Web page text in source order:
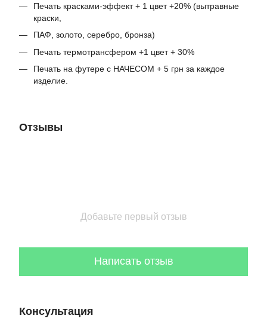
Печать красками-эффект + 1 цвет +20% (вытравные
краски,
ПАФ, золото, серебро, бронза)
Печать термотрансфером +1 цвет + 30%
Печать на футере с НАЧЕСОМ + 5 грн за каждое
изделие.
Отзывы
Добавьте первый отзыв
Написать отзыв
Консультация